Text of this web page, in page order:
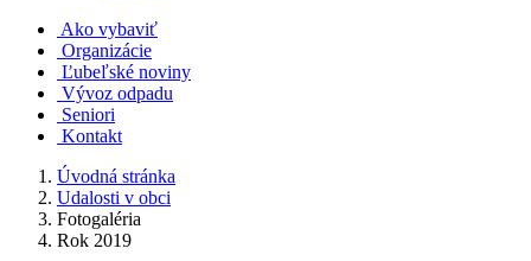
Ako vybaviť
Organizácie
Ľubeľské noviny
Vývoz odpadu
Seniori
Kontakt
Úvodná stránka
Udalosti v obci
Fotogaléria
Rok 2019